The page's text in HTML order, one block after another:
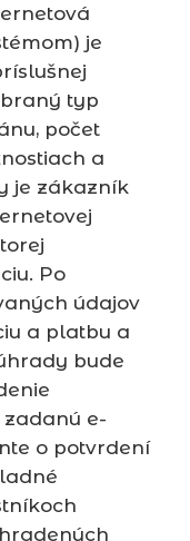
je
typ
počet
a
je zákazník
Po
údajov
a platbu a
bude
e-
o potvrdení